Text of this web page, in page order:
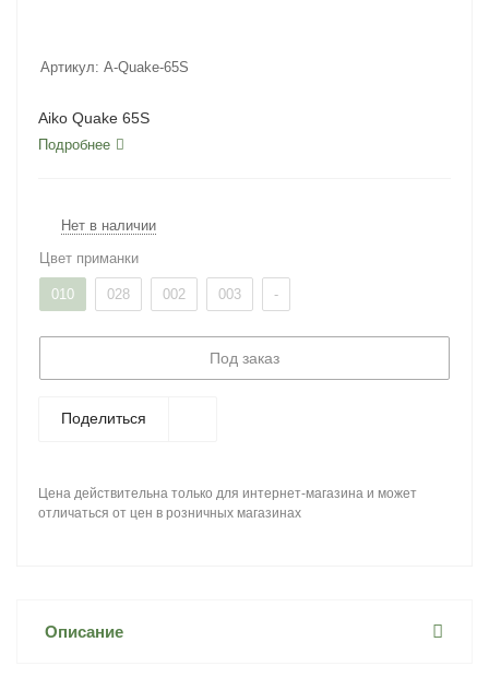
Артикул: A-Quake-65S
Aiko Quake 65S
Подробнее
Нет в наличии
Цвет приманки
010 028 002 003 -
Под заказ
Поделиться
Цена действительна только для интернет-магазина и может
отличаться от цен в розничных магазинах
Описание